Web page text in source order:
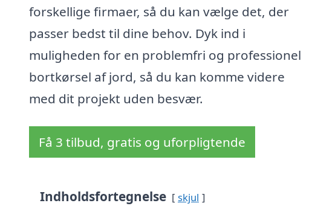
forskellige firmaer, så du kan vælge det, der
passer bedst til dine behov. Dyk ind i
muligheden for en problemfri og professionel
bortkørsel af jord, så du kan komme videre
med dit projekt uden besvær.
Få 3 tilbud, gratis og uforpligtende
Indholdsfortegnelse skjul